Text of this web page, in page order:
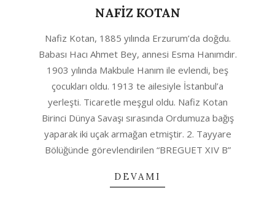
NAFİZ KOTAN
08-
12
Nafiz Kotan, 1885 yılında Erzurum’da doğdu.
Babası Hacı Ahmet Bey, annesi Esma Hanımdır.
1903 yılında Makbule Hanım ile evlendi, beş
çocukları oldu. 1913 te ailesiyle İstanbul’a
yerleşti. Ticaretle meşgul oldu. Nafiz Kotan
Birinci Dünya Savaşı sırasında Ordumuza bağış
yaparak iki uçak armağan etmiştir. 2. Tayyare
Bölüğünde görevlendirilen “BREGUET XIV B”
DEVAMI